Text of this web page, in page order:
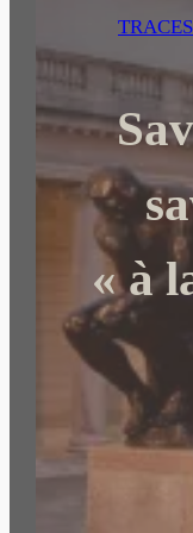
r
c
h
r
« à